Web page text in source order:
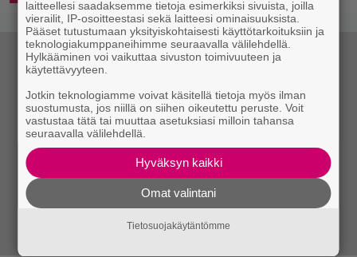
laitteellesi saadaksemme tietoja esimerkiksi sivuista, joilla
vierailit, IP-osoitteestasi sekä laitteesi ominaisuuksista.
Pääset tutustumaan yksityiskohtaisesti käyttötarkoituksiin ja
teknologiakumppaneihimme seuraavalla välilehdellä.
Hylkääminen voi vaikuttaa sivuston toimivuuteen ja
käytettävyyteen.
Jotkin teknologiamme voivat käsitellä tietoja myös ilman
suostumusta, jos niillä on siihen oikeutettu peruste. Voit
vastustaa tätä tai muuttaa asetuksiasi milloin tahansa
seuraavalla välilehdellä.
Hyväksyn kaikki
Omat valintani
Tietosuojakäytäntömme